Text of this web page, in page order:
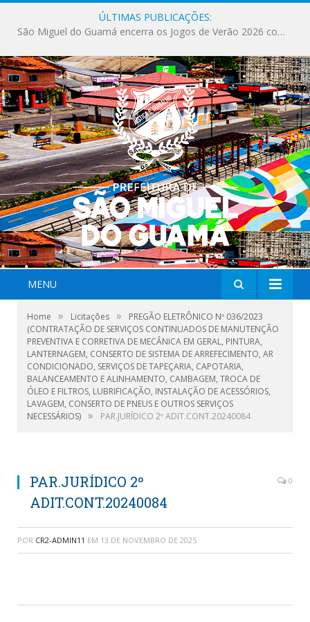
ÚLTIMAS PUBLICAÇÕES:
Milhares de fiéis tomam as ruas de São Miguel do Guamá em uma grande celebração de fé na Marcha para Jesus 2026.
MENU
Home » Licitações »
PREGÃO ELETRÔNICO Nº 036/2023
(CONTRATAÇÃO DE SERVIÇOS CONTINUADOS DE MANUTENÇÃO
PREVENTIVA E CORRETIVA DE MECÂNICA EM GERAL, PINTURA,
LANTERNAGEM, CONSERTO DE SISTEMA DE ARREFECIMENTO, AR
CONDICIONADO, SERVIÇOS DE TAPEÇARIA, CAPOTARIA,
BALANCEAMENTO E ALINHAMENTO, CAMBAGEM, TROCA DE
ÓLEO E FILTROS, LUBRIFICAÇÃO, INSTALAÇÃO DE ACESSÓRIOS,
LAVAGEM, CONSERTO DE PNEUS E OUTROS SERVIÇOS
NECESSÁRIOS) » PAR.JURÍDICO 2º ADIT.CONT.20240084
PAR.JURÍDICO 2º
ADIT.CONT.20240084
0
POR CR2-ADMIN11 EM 13 DE NOVEMBRO DE 2025